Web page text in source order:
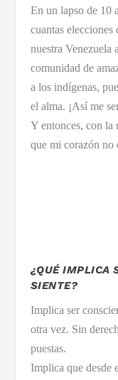
En un lapso de 10
cuantas elecciones
nuestra Venezuela
comunidad de
a los indígenas,
el alma. ¡Así me
Y entonces, con la
que mi corazón no
¿QUÉ IMPLICA
SIENTE?
Implica ser
otra vez. Sin
puestas.
Implica que desde